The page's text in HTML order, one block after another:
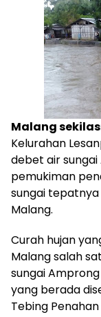
Malang
Kelurahan
debet air
pemukiman
sungai tepatnya
Malang.
Curah hujan
Malang salah
sungai
yang berada
Tebing